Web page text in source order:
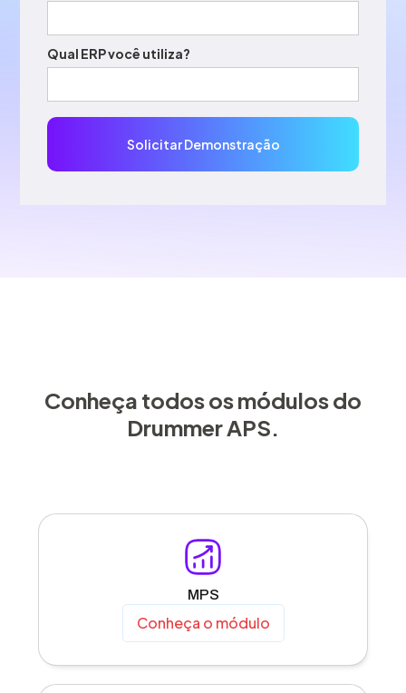
Qual ERP você utiliza?
Conheça todos os módulos do
Drummer APS.
MPS
Conheça o módulo